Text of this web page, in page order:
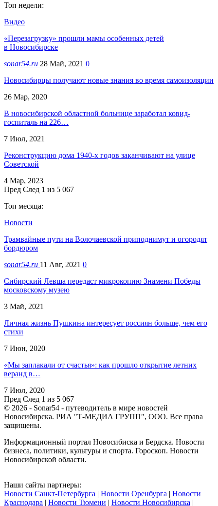
Топ недели:
Видео
«Перезагрузку» прошли мамы особенных детей
в Новосибирске
sonar54.ru 28 Май, 2021 0
Новосибирцы получают новые знания во время самоизоляции
26 Мар, 2020
В новосибирской областной больнице заработал ковид-
госпиталь на 226…
7 Июл, 2021
Реконструкцию дома 1940-х годов заканчивают на улице
Советской
4 Мар, 2023
Пред След 1 из 5 067
Топ месяца:
Новости
Трамвайные пути на Волочаевской приподнимут и огородят
бордюром
sonar54.ru 11 Авг, 2021 0
Сибирский Левша передаст микрокопию Знамени Победы
московскому музею
3 Май, 2021
Личная жизнь Пушкина интересует россиян больше, чем его
стихи
7 Июн, 2020
«Мы заплакали от счастья»: как прошло открытие летних
веранд в…
7 Июл, 2020
Пред След 1 из 5 067
© 2026 - Sonar54 - путеводитель в мире новостей
Новосибирска. РИА "Т-МЕДИА ГРУПП", ООО. Все права
защищены.
Информационный портал Новосибиска и Бердска. Новости
бизнеса, политики, культуры и спорта. Гороскоп. Новости
Новосибирской области.
Наши сайты партнеры:
Новости Санкт-Петербурга | Новости Оренбурга | Новости
Краснодара | Новости Тюмени | Новости Новосибирска |